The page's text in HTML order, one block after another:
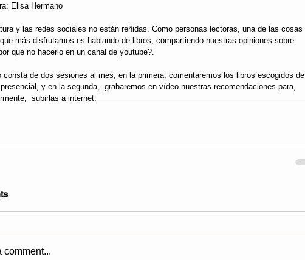
Elisa Hermano
y las redes sociales no están reñidas. Como personas lectoras, una de las cosas
más disfrutamos es hablando de libros, compartiendo nuestras opiniones sobre
qué no hacerlo en un canal de youtube?.
consta de dos sesiones al mes; en la primera, comentaremos los libros escogidos de
y en la segunda,  grabaremos en vídeo nuestras recomendaciones para,
subirlas a internet.
comment...